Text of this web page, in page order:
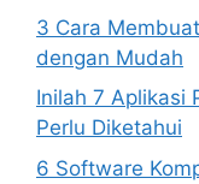
3 Cara
dengan Mudah
Inilah 7 Aplikasi
Perlu Diketahui
6 Software